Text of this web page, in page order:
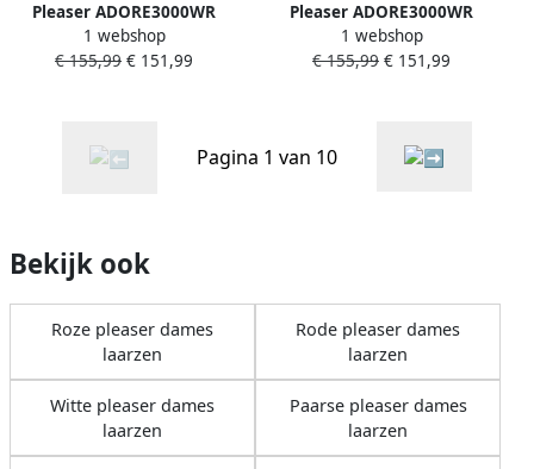
Pleaser ADORE3000WR
Plateau overknee Laarzen
39 Shoes Zwart
1 webshop
€ 155,99 € 151,99
Pleaser ADORE3000WR
Plateau overknee Laarzen
37 Shoes Zwart
1 webshop
€ 155,99 € 151,99
Pagina 1 van 10
Bekijk ook
Roze pleaser dames
laarzen
Rode pleaser dames
laarzen
Witte pleaser dames
laarzen
Paarse pleaser dames
laarzen